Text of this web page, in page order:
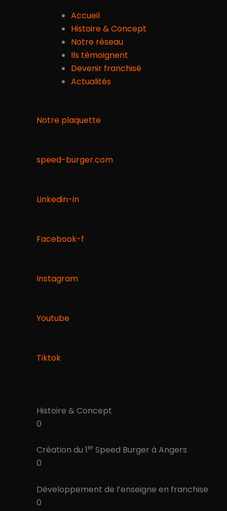
Accueil
Histoire & Concept
Notre réseau
Ils témoignent
Devenir franchisé
Actualités
Notre plaquette
speed-burger.com
Linkedin-in
Facebook-f
Instagram
Youtube
Tiktok
Histoire & Concept
0
Création du 1er Speed Burger à Angers
0
Développement de l’enseigne en franchise
0